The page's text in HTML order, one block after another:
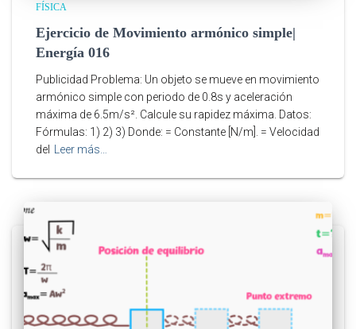
FÍSICA
Ejercicio de Movimiento armónico simple|
Energía 016
Publicidad Problema: Un objeto se mueve en movimiento
armónico simple con periodo de 0.8s y aceleración
máxima de 6.5m/s². Calcule su rapidez máxima. Datos:
Fórmulas: 1) 2) 3) Donde: = Constante [N/m]. = Velocidad
del
Leer más…